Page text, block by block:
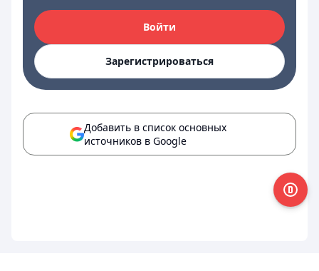
Войти
Зарегистрироваться
Добавить в список основных
источников в Google